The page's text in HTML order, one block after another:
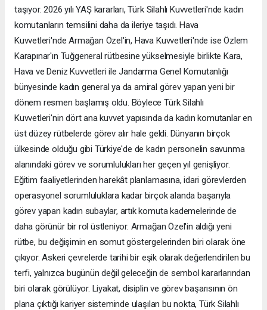
taşıyor. 2026 yılı YAŞ kararları, Türk Silahlı Kuvvetleri'nde kadın
komutanların temsilini daha da ileriye taşıdı. Hava
Kuvvetleri'nde Armağan Özel'in, Hava Kuvvetleri'nde ise Özlem
Karapınar'ın Tuğgeneral rütbesine yükselmesiyle birlikte Kara,
Hava ve Deniz Kuvvetleri ile Jandarma Genel Komutanlığı
bünyesinde kadın general ya da amiral görev yapan yeni bir
dönem resmen başlamış oldu. Böylece Türk Silahlı
Kuvvetleri'nin dört ana kuvvet yapısında da kadın komutanlar en
üst düzey rütbelerde görev alır hale geldi. Dünyanın birçok
ülkesinde olduğu gibi Türkiye'de de kadın personelin savunma
alanındaki görev ve sorumlulukları her geçen yıl genişliyor.
Eğitim faaliyetlerinden harekât planlamasına, idari görevlerden
operasyonel sorumluluklara kadar birçok alanda başarıyla
görev yapan kadın subaylar, artık komuta kademelerinde de
daha görünür bir rol üstleniyor. Armağan Özel'in aldığı yeni
rütbe, bu değişimin en somut göstergelerinden biri olarak öne
çıkıyor. Askeri çevrelerde tarihi bir eşik olarak değerlendirilen bu
terfi, yalnızca bugünün değil geleceğin de sembol kararlarından
biri olarak görülüyor. Liyakat, disiplin ve görev başarısının ön
plana çıktığı kariyer sisteminde ulaşılan bu nokta, Türk Silahlı